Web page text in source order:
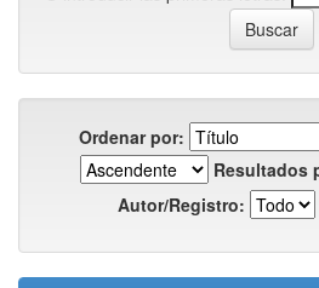
Ordenar por:
Resultados
Autor/Registro: